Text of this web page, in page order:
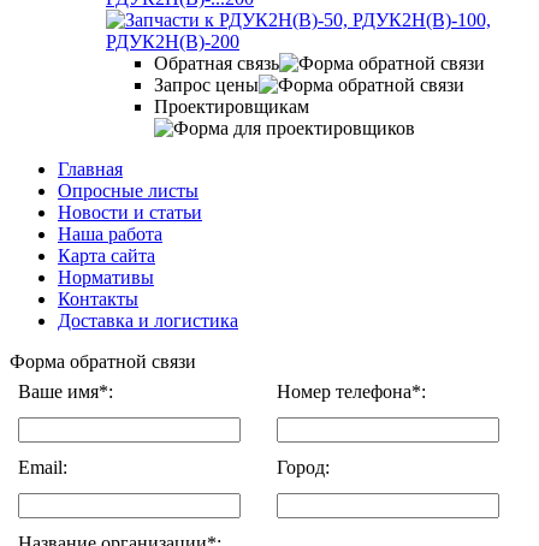
Обратная связь
Запрос цены
Проектировщикам
Главная
Опросные листы
Новости и статьи
Наша работа
Карта сайта
Нормативы
Контакты
Доставка и логистика
Форма обратной связи
Ваше имя*:
Номер телефона*:
Email: Город: